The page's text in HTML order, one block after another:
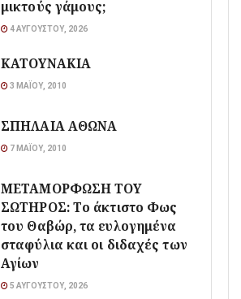
μικτούς γάμους;
4 ΑΥΓΟΎΣΤΟΥ, 2026
ΚΑΤΟΥΝΑΚΙΑ
3 ΜΑΪ́ΟΥ, 2010
ΣΠΗΛΑΙΑ ΑΘΩΝΑ
7 ΜΑΪ́ΟΥ, 2010
ΜΕΤΑΜΟΡΦΩΣΗ ΤΟΥ
ΣΩΤΗΡΟΣ: Το άκτιστο Φως
του Θαβώρ, τα ευλογημένα
σταφύλια και οι διδαχές των
Αγίων
5 ΑΥΓΟΎΣΤΟΥ, 2026